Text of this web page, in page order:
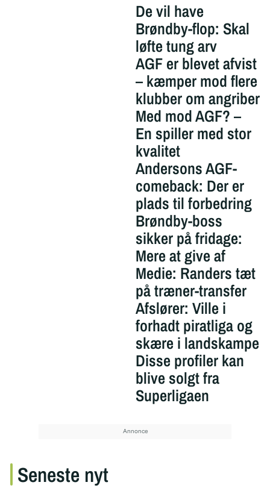
De vil have
Brøndby-flop: Skal
løfte tung arv
AGF er blevet afvist
– kæmper mod flere
klubber om angriber
Med mod AGF? –
En spiller med stor
kvalitet
Andersons AGF-
comeback: Der er
plads til forbedring
Brøndby-boss
sikker på fridage:
Mere at give af
Medie: Randers tæt
på træner-transfer
Afslører: Ville i
forhadt piratliga og
skære i landskampe
Disse profiler kan
blive solgt fra
Superligaen
Seneste nyt